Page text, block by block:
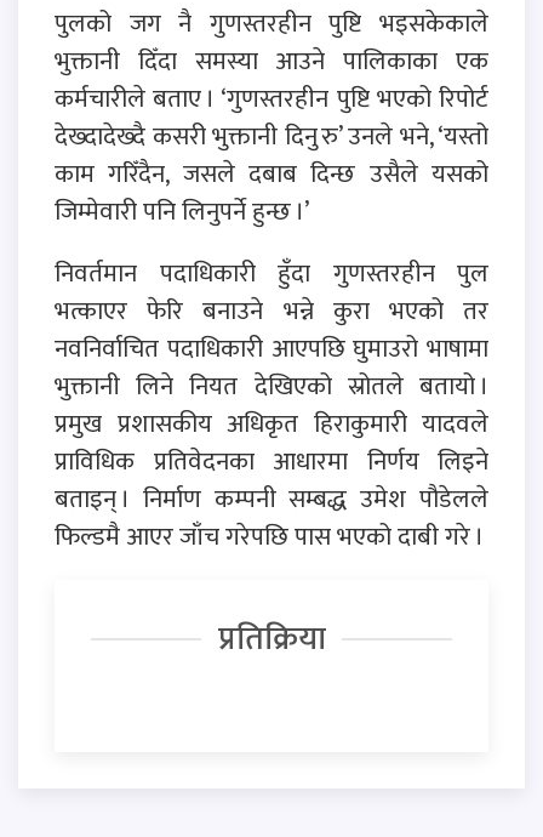
पुलको जग नै गुणस्तरहीन पुष्टि भइसकेकाले
भुक्तानी दिँदा समस्या आउने पालिकाका एक
कर्मचारीले बताए । ‘गुणस्तरहीन पुष्टि भएको रिपोर्ट
देख्दादेख्दै कसरी भुक्तानी दिनु रु’ उनले भने, ‘यस्तो
काम गरिँदैन, जसले दबाब दिन्छ उसैले यसको
जिम्मेवारी पनि लिनुपर्ने हुन्छ ।’
निवर्तमान पदाधिकारी हुँदा गुणस्तरहीन पुल
भत्काएर फेरि बनाउने भन्ने कुरा भएको तर
नवनिर्वाचित पदाधिकारी आएपछि घुमाउरो भाषामा
भुक्तानी लिने नियत देखिएको स्रोतले बतायो ।
प्रमुख प्रशासकीय अधिकृत हिराकुमारी यादवले
प्राविधिक प्रतिवेदनका आधारमा निर्णय लिइने
बताइन् । निर्माण कम्पनी सम्बद्ध उमेश पौडेलले
फिल्डमै आएर जाँच गरेपछि पास भएको दाबी गरे ।
प्रतिक्रिया